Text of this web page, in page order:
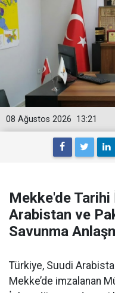
13:21
08 Ağustos 2026
Mekke'de
Arabistan ve
Savunma
Türkiye, Suudi
Mekke’de imzalanan